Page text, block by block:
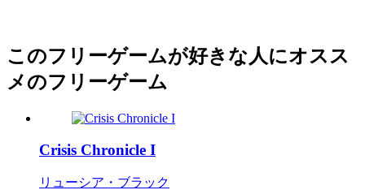
このフリーゲームが好きな人にオスス
メのフリーゲーム
Crisis Chronicle I
リューシア・ブラック